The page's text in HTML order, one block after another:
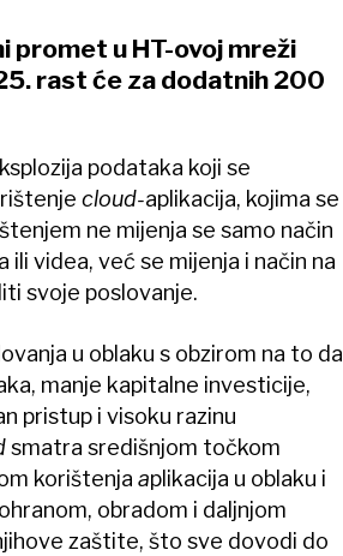
promet u HT-ovoj mreži
rast će za dodatnih 200
podataka koji se
cloud-aplikacija, kojima se
ne mijenja se samo način
videa, već se mijenja i način na
svoje poslovanje.
u oblaku s obzirom na to da
manje kapitalne investicije,
pristup i visoku razinu
smatra središnjom točkom
korištenja aplikacija u oblaku i
obradom i daljnjom
zaštite, što sve dovodi do